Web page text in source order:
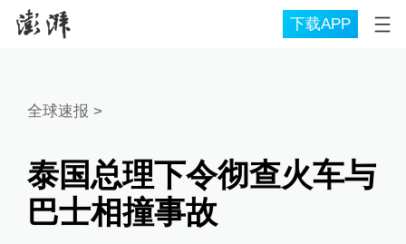
下载APP
全球速报 >
泰国总理下令彻查火车与
巴士相撞事故